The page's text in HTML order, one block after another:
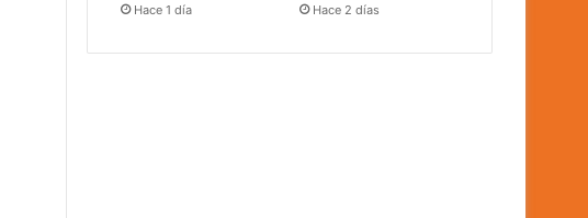
Hace 1 día Hace 2 días